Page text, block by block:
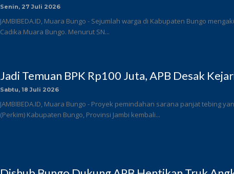
Senin, 27 Juli 2026
JAMBIBEDA.ID, Muara Bungo - Sejumlah warga di Kabupaten Bungo
Cadika Muara Bungo. Menurut SN...
Jadi Temuan BPK Rp100 Juta, APB Desak
Sabtu, 18 Juli 2026
JAMBIBEDA.ID, Muara Bungo - Proyek pemindahan sarana panjat tebing
(Perkim) Kabupaten Bungo, Provinsi Jambi kembali...